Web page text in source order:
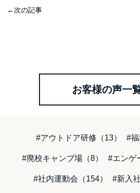
←次の記事
お客様の声一
#アウトドア研修（13） #福
#廃校キャンプ場（8） #エンゲ
#社内運動会（154） #新入